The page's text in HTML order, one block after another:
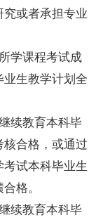
或者承担专业
所学课程考试成
业生教学计划全
续教育本科毕
合格，或通过
考试本科毕业生
格。
续教育本科毕